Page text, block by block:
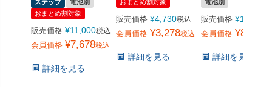
ステップ
電池別
おまとめ割対象
販売価格 ¥11,000税込
会員価格 ¥7,678税込
詳細を見る
おまとめ割対象
販売価格 ¥4,730税込
会員価格 ¥3,278税込
詳細を見る
電池別
販売価格 ¥19,800
会員価格 ¥8,778
詳細を見る